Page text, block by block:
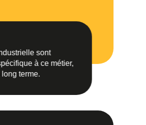
sont
à ce métier,
terme.